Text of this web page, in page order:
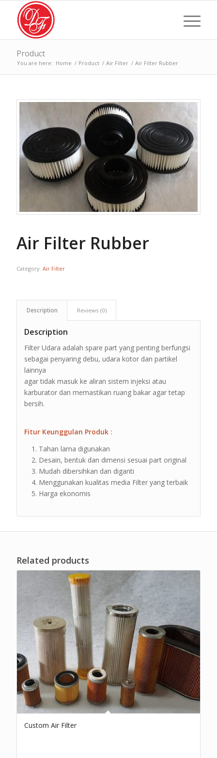
Product
You are here: Home / Product / Air Filter / Air Filter Rubber
Air Filter Rubber
Category: Air Filter
Description Reviews (0)
Description
Filter Udara adalah spare part yang penting berfungsi
sebagai penyaring debu, udara kotor dan partikel
lainnya
agar tidak masuk ke aliran sistem injeksi atau
karburator dan memastikan ruang bakar agar tetap
bersih.
Fitur Keunggulan Produk :
Tahan lama digunakan
Desain, bentuk dan dimensi sesuai part original
Mudah dibersihkan dan diganti
Menggunakan kualitas media Filter yang terbaik
Harga ekonomis
Related products
Custom Air Filter